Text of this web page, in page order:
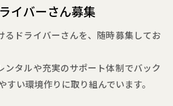
イバーさん募集
るドライバーさんを、随時募集してお
ンタルや充実のサポート体制でバック
すい環境作りに取り組んでいます。